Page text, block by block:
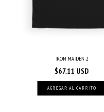
IRON MAIDEN 2
$67.11 USD
AGREGAR AL CARRITO